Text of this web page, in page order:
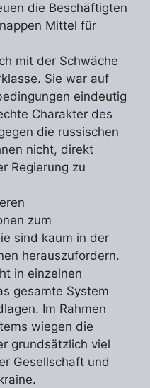
die Beschäftigten
Mittel für
mit der Schwäche
Sie war auf
eindeutig
Charakter des
die russischen
nicht, direkt
Regierung zu
zum
sind kaum in der
herauszufordern.
in einzelnen
gesamte System
Im Rahmen
wiegen die
grundsätzlich viel
Gesellschaft und